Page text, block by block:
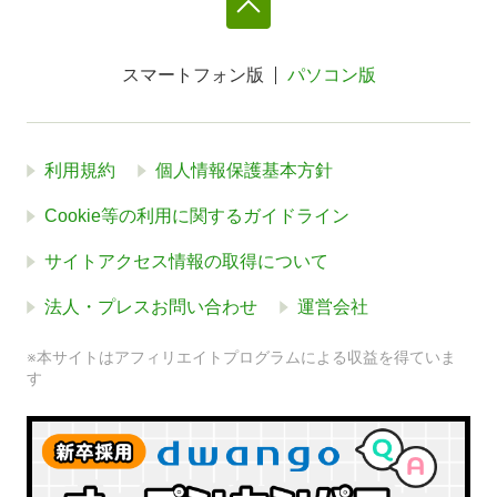
スマートフォン版 パソコン版
利用規約 個人情報保護基本方針
Cookie等の利用に関するガイドライン
サイトアクセス情報の取得について
法人・プレスお問い合わせ 運営会社
※本サイトはアフィリエイトプログラムによる収益を得ていま
す